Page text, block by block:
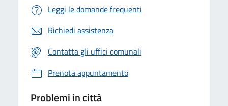
Leggi le domande frequenti
Richiedi assistenza
Contatta gli uffici comunali
Prenota appuntamento
Problemi in città